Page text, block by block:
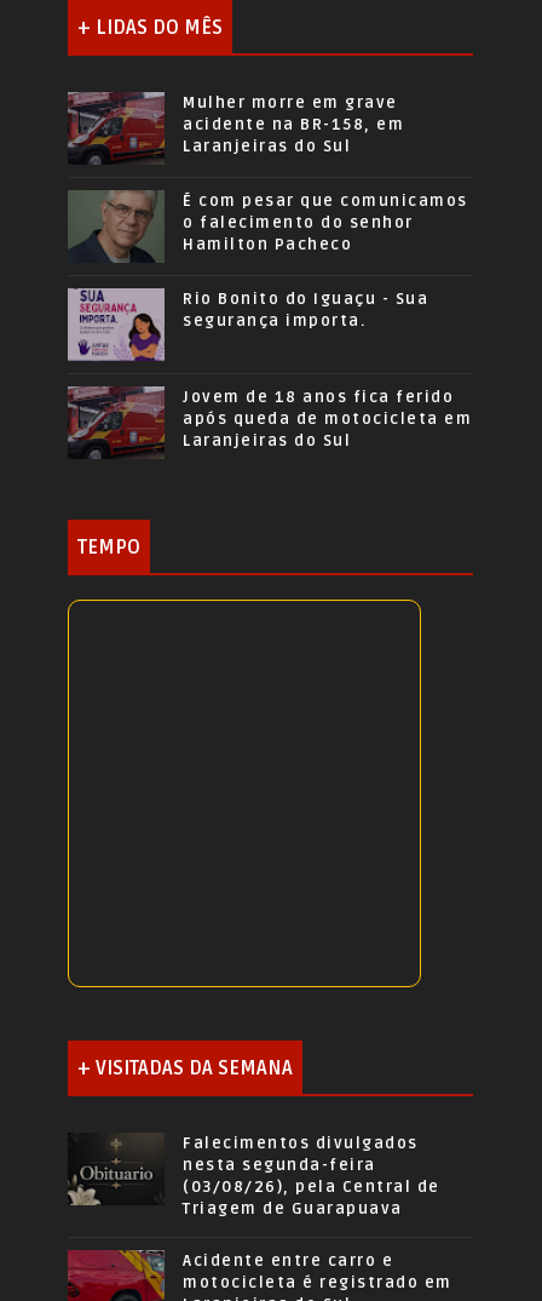
+ LIDAS DO MÊS
Mulher morre em grave
acidente na BR-158, em
Laranjeiras do Sul
É com pesar que comunicamos
o falecimento do senhor
Hamilton Pacheco
Rio Bonito do Iguaçu - Sua
segurança importa.
Jovem de 18 anos fica ferido
após queda de motocicleta em
Laranjeiras do Sul
TEMPO
+ VISITADAS DA SEMANA
Falecimentos divulgados
nesta segunda-feira
(03/08/26), pela Central de
Triagem de Guarapuava
Acidente entre carro e
motocicleta é registrado em